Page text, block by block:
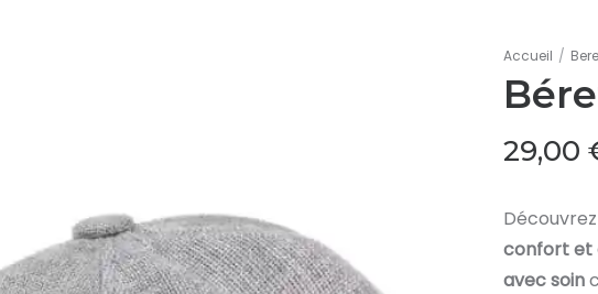
Accueil /
29,00
confort et
avec soin